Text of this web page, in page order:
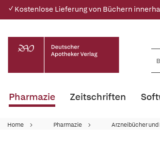
✓ Kostenlose Lieferung von Büchern
Pharmazie Zeitschriften
Home Pharmazie Arzneibücher